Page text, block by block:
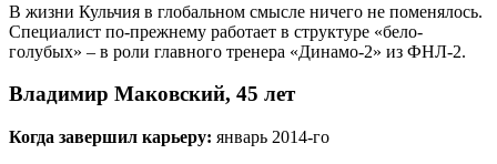
В жизни Кульчия в глобальном смысле ничего не поменялось.
Специалист по-прежнему работает в структуре «бело-
голубых» – в роли главного тренера «Динамо-2» из ФНЛ-2.
Владимир Маковский, 45 лет
Когда завершил карьеру: январь 2014-го